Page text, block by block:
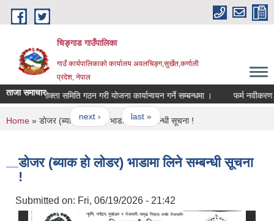
Skip to main content
चिङ्गाड गाउँपालिका
गाउँ कार्यपालिकाको कार्यालय अवलचिङ्ग,सुर्खेत,कर्णाली
प्रदेश, नेपाल
ताजा समाचार
उपभोक्ता समिति गठन गरी योजना कार्यान्वयन गर्ने सम्बन्धमा । फर्म नवीकरण
9 … next › last »
You are here
Home » डाेजर (ब्याक हाे लाेडर) भाडामा लिने सम्बन्धी सूचना !
डाेजर (ब्याक हाे लाेडर) भाडामा लिने सम्बन्धी सूचना
!
Submitted on: Fri, 06/19/2026 - 21:42